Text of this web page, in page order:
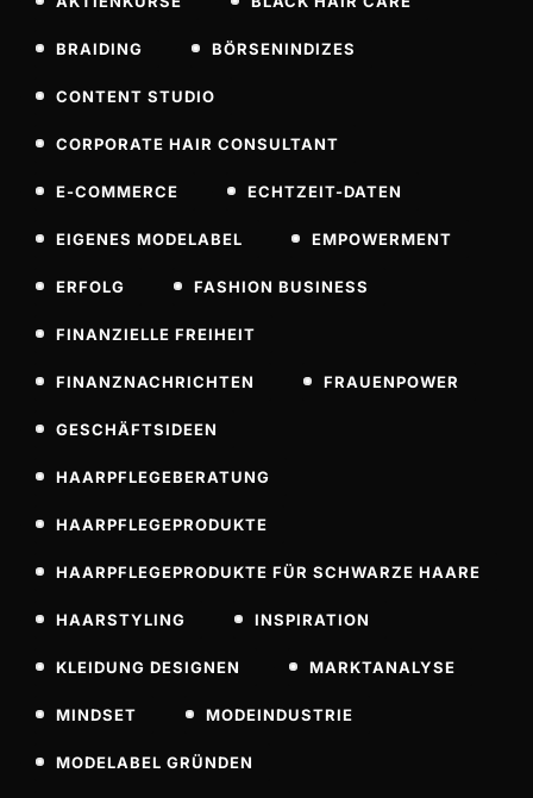
BRAIDING BÖRSENINDIZES
CONTENT STUDIO
CORPORATE HAIR CONSULTANT
E-COMMERCE ECHTZEIT-DATEN
EIGENES MODELABEL EMPOWERMENT
ERFOLG FASHION BUSINESS
FINANZIELLE FREIHEIT
FINANZNACHRICHTEN FRAUENPOWER
GESCHÄFTSIDEEN
HAARPFLEGEBERATUNG
HAARPFLEGEPRODUKTE
HAARPFLEGEPRODUKTE FÜR SCHWARZE HAARE
HAARSTYLING INSPIRATION
KLEIDUNG DESIGNEN MARKTANALYSE
MINDSET MODEINDUSTRIE
MODELABEL GRÜNDEN